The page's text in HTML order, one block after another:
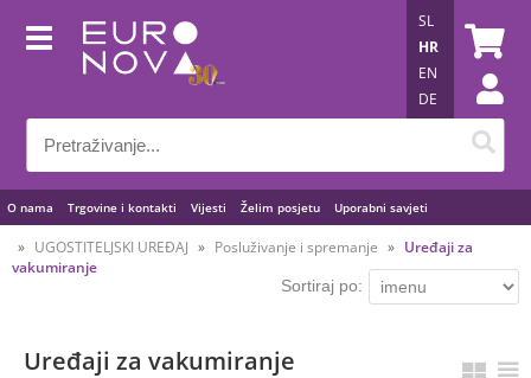
O nama Trgovine i kontakti Vijesti Želim posjetu Uporabni savjeti
SL
HR
EN
DE
UGOSTITELJSKI UREĐAJ Posluživanje i spremanje
Uređaji za
vakumiranje
Sortiraj po:
Uređaji za vakumiranje